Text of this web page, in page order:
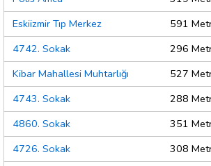
Eskiizmir Tıp Merkez
591
4742. Sokak
296
Kibar Mahallesi Muhtarlığı
527
4743. Sokak
288
4860. Sokak
351
4726. Sokak
308